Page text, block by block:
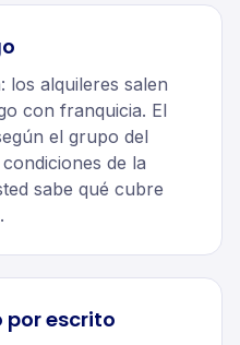
los alquileres salen
con franquicia. El
el grupo del
de la
sabe qué cubre
escrito